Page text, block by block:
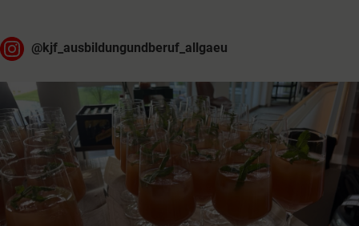
@kjf_ausbildungundberuf_allgaeu